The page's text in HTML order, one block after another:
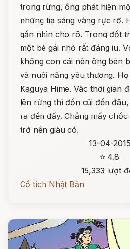
trong rừng, ông phát hiện
những tia sáng vàng rực rỡ.
gần nhìn cho rõ. Trong đốt
một bé gái nhỏ rất đáng iu.
không con cái nên ông bèn
và nuôi nấng yêu thương.
Kaguya Hime. Vào thời gian
lên rừng thì đốn củi đến
ra đến đấy. Chẳng mấy
trở nên giàu có.
13-04-2015
⭐ 4.8
15,333 lượt
Cổ tích Nhật Bản